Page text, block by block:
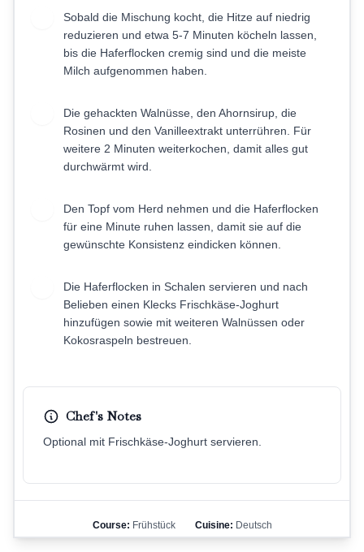
Sobald die Mischung kocht, die Hitze auf niedrig
reduzieren und etwa 5-7 Minuten köcheln lassen,
bis die Haferflocken cremig sind und die meiste
Milch aufgenommen haben.
Die gehackten Walnüsse, den Ahornsirup, die
Rosinen und den Vanilleextrakt unterrühren. Für
weitere 2 Minuten weiterkochen, damit alles gut
durchwärmt wird.
Den Topf vom Herd nehmen und die Haferflocken
für eine Minute ruhen lassen, damit sie auf die
gewünschte Konsistenz eindicken können.
Die Haferflocken in Schalen servieren und nach
Belieben einen Klecks Frischkäse-Joghurt
hinzufügen sowie mit weiteren Walnüssen oder
Kokosraspeln bestreuen.
Chef's Notes
Optional mit Frischkäse-Joghurt servieren.
Course: Frühstück Cuisine: Deutsch